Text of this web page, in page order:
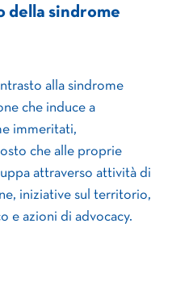
della sindrome
alla sindrome
che induce a
immeritati,
che alle proprie
attraverso attività di
iniziative sul territorio,
e azioni di advocacy.